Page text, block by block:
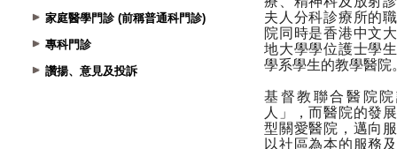
家庭醫學門診 (前稱普通科門診)
專科門診
讚揚、意見及投訴